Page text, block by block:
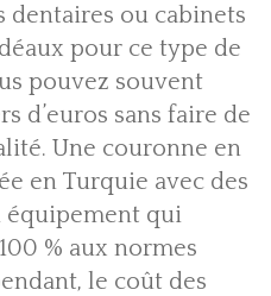
ou cabinets
pour ce type de
pouvez souvent
d’euros sans faire de
Une couronne en
en Turquie avec des
équipement qui
% aux normes
le coût des